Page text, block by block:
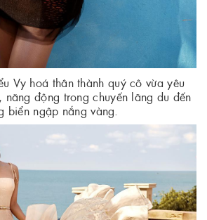
Vy hoá thân thành quý cô vừa yêu
năng động trong chuyến lãng du đến
biển ngập nắng vàng.